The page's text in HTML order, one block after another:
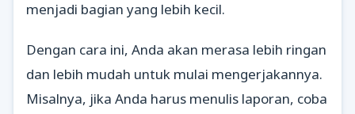
menjadi bagian yang lebih kecil.
Dengan cara ini, Anda akan merasa lebih ringan
dan lebih mudah untuk mulai mengerjakannya.
Misalnya, jika Anda harus menulis laporan, coba